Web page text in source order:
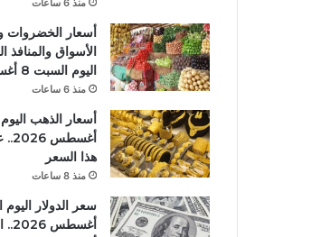
منذ 6 ساعات
أسعار الخضروات
الأسواق والمنافذ
اليوم السبت 8 أغسطس
منذ 6 ساعات
هذا السعر
منذ 8 ساعات